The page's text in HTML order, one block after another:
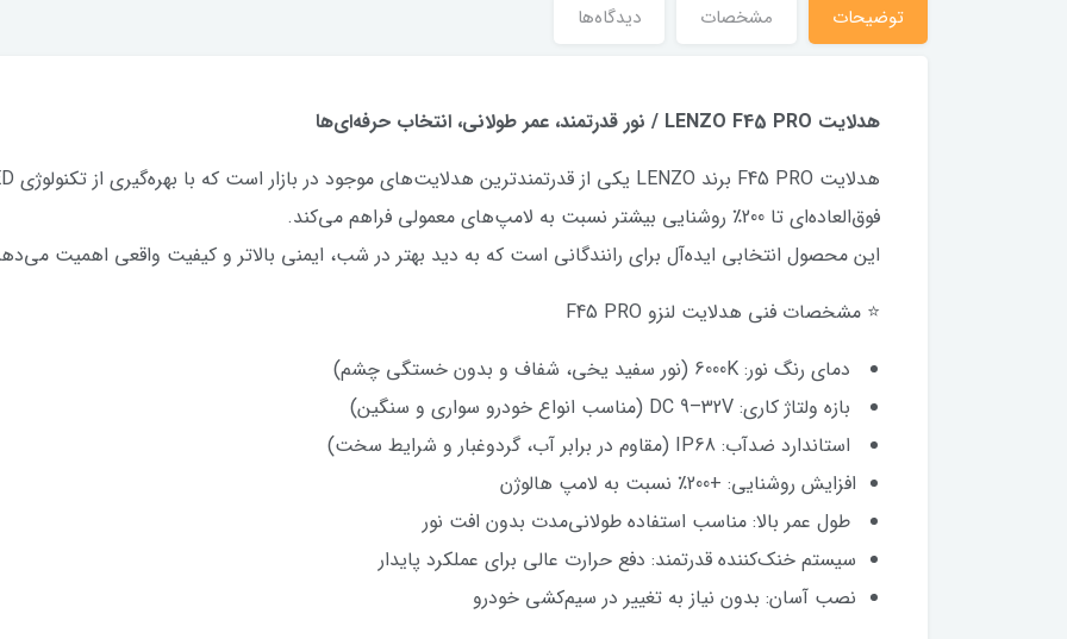
توضیحات مشخصات دیدگاه‌ها
هدلایت LENZO F45 PRO / نور قدرتمند، عمر طولانی، انتخاب حرفه‌ای‌ها
فوق‌العاده‌ای تا 200٪ روشنایی بیشتر نسبت به لامپ‌های معمولی فراهم می‌کند.
این محصول انتخابی ایده‌آل برای رانندگانی است که به دید بهتر در شب، ایمنی بالاتر و کیفیت واقعی اهمیت
⭐ مشخصات فنی هدلایت لنزو F45 PRO
دمای رنگ نور: 6000K (نور سفید یخی، شفاف و بدون خستگی چشم)
بازه ولتاژ کاری: DC 9–32V (مناسب انواع خودرو سواری و سنگین)
استاندارد ضدآب: IP68 (مقاوم در برابر آب، گردوغبار و شرایط سخت)
افزایش روشنایی: +200٪ نسبت به لامپ هالوژن
طول عمر بالا: مناسب استفاده طولانی‌مدت بدون افت نور
سیستم خنک‌کننده قدرتمند: دفع حرارت عالی برای عملکرد پایدار
نصب آسان: بدون نیاز به تغییر در سیم‌کشی خودرو